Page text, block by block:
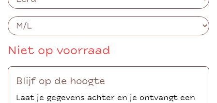
Niet op voorraad
Blijf op de hoogte
Laat je gegevens achter en je ontvangt een